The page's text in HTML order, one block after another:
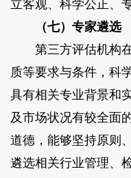
立客观、科学公正、
（七）专家遴选
第三方评估机构在
质等要求与条件，科
具有相关专业背景和
及市场状况有较全面
道德，能够坚持原则
遴选相关行业管理、